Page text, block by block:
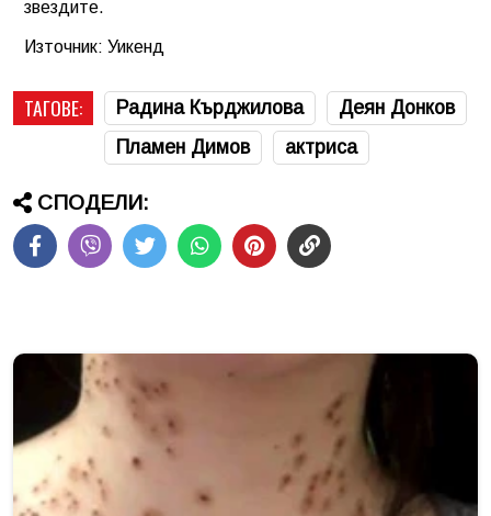
звездите.
Източник: Уикенд
ТАГОВЕ: Радина Кърджилова
Деян Донков
Пламен Димов
актриса
СПОДЕЛИ: